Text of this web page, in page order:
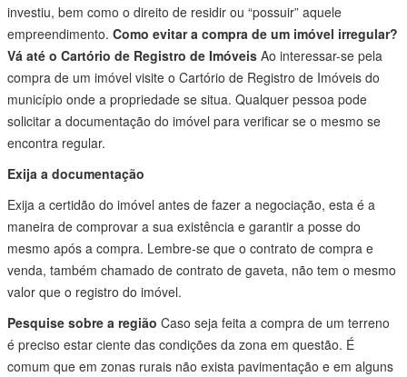
investiu, bem como o direito de residir ou “possuir” aquele
empreendimento. Como evitar a compra de um imóvel irregular?
Vá até o Cartório de Registro de Imóveis Ao interessar-se pela
compra de um imóvel visite o Cartório de Registro de Imóveis do
município onde a propriedade se situa. Qualquer pessoa pode
solicitar a documentação do imóvel para verificar se o mesmo se
encontra regular.
Exija a documentação
Exija a certidão do imóvel antes de fazer a negociação, esta é a
maneira de comprovar a sua existência e garantir a posse do
mesmo após a compra. Lembre-se que o contrato de compra e
venda, também chamado de contrato de gaveta, não tem o mesmo
valor que o registro do imóvel.
Pesquise sobre a região Caso seja feita a compra de um terreno
é preciso estar ciente das condições da zona em questão. É
comum que em zonas rurais não exista pavimentação e em alguns